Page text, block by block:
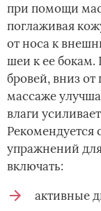
при помощи
поглаживая
от носа к
шеи к ее бокам.
бровей, вниз от
массаже
влаги
Рекомендуется
упражнений
включать:
активные